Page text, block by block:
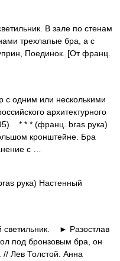
В зале по стенам
трехлапые бра, а с
Поединок. [От франц.
одним или несколькими
архитектурного
* * * (франц. bras рука)
кронштейне. Бра
с …
рука) Настенный
► Разостлав
под бронзовым бра, он
// Лев Толстой. Анна